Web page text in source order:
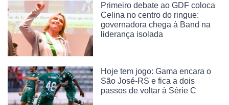
Primeiro debate ao GDF coloca
Celina no centro do ringue:
governadora chega à Band na
liderança isolada
Hoje tem jogo: Gama encara o
São José-RS e fica a dois
passos de voltar à Série C